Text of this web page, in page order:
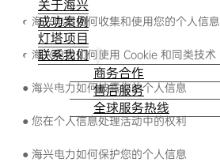
关于海兴
成功案例
灯塔项目
联系我们
商务合作
售后服务
全球服务热线
● 海兴电力如何收集和使用您的个人信息
● 海兴电力如何使用 Cookie 和同类技术
● 海兴电力如何披露您的个人信息
● 您在个人信息处理活动中的权利
● 海兴电力如何保护您的个人信息